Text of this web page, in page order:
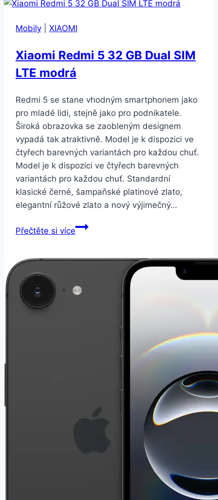
Mobily XIAOMI
Xiaomi Redmi 5 32 GB Dual SIM
LTE modrá
Redmi 5 se stane vhodným smartphonem jako
pro mladé lidi, stejně jako pro podnikatele.
Široká obrazovka se zaobleným designem
vypadá tak atraktivně. Model je k dispozici ve
čtyřech barevných variantách pro každou chuť.
Model je k dispozici ve čtyřech barevných
variantách pro každou chuť. Standardní
klasické černé, šampaňské platinové zlato,
elegantní růžové zlato a nový výjimečný…
Přečtěte si víceXiaomi
Dual